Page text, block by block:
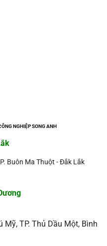
NGHIỆP SONG ANH
Buôn Ma Thuột - Đắk Lắk
TP. Thủ Dầu Một, Bình